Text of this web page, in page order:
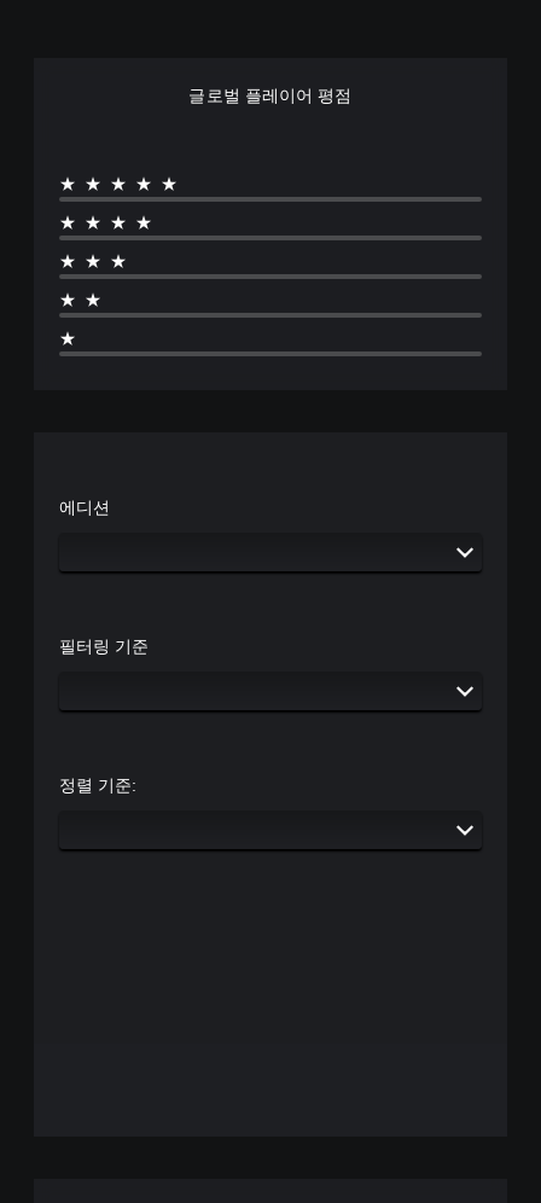
글로벌 플레이어 평점
★★★★★
★★★★
★★★
★★
★
에디션
필터링 기준
정렬 기준: